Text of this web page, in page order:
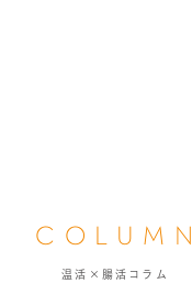
COLUMN
温活×腸活コラム